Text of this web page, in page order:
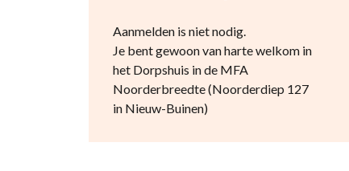
Aanmelden is niet nodig.
Je bent gewoon van harte welkom in
het Dorpshuis in de MFA
Noorderbreedte (Noorderdiep 127
in Nieuw-Buinen)